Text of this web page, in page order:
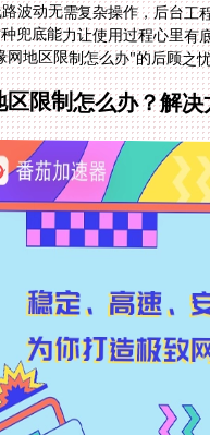
地区限制怎么办"的后顾之
限制怎么办？解